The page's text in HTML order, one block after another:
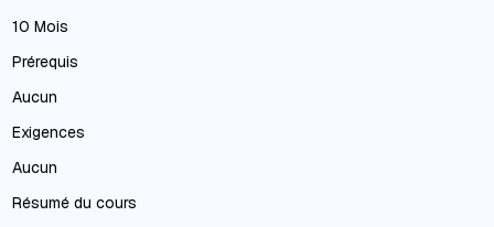
10 Mois
Prérequis
Aucun
Exigences
Aucun
Résumé du cours